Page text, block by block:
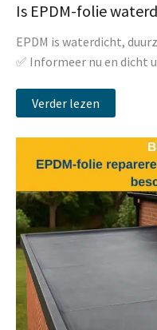
Is EPDM-folie
EPDM is waterdicht,
✅ Informeer nu en dicht
Verder lezen